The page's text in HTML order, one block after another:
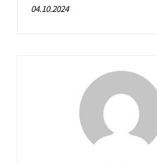
04.10.2024